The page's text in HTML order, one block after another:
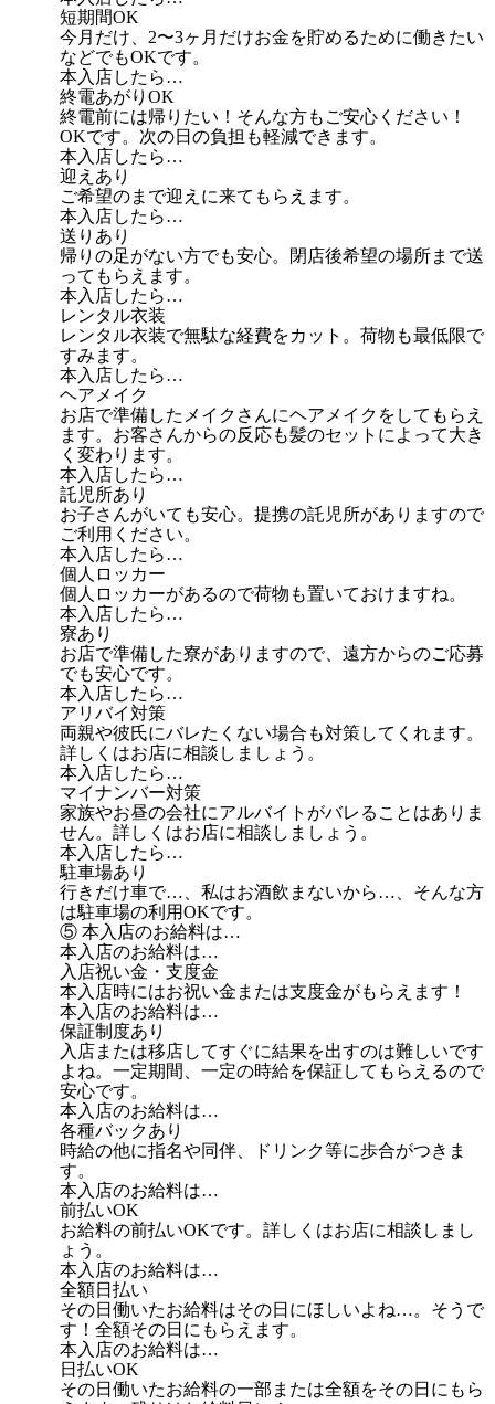
短期間OK
今月だけ、2〜3ヶ月だけお金を貯めるために働きたい
などでもOKです。
本入店したら…
終電あがりOK
終電前には帰りたい！そんな方もご安心ください！
OKです。次の日の負担も軽減できます。
本入店したら…
迎えあり
ご希望のまで迎えに来てもらえます。
本入店したら…
送りあり
帰りの足がない方でも安心。閉店後希望の場所まで送
ってもらえます。
本入店したら…
レンタル衣装
レンタル衣装で無駄な経費をカット。荷物も最低限で
すみます。
本入店したら…
ヘアメイク
お店で準備したメイクさんにヘアメイクをしてもらえ
ます。お客さんからの反応も髪のセットによって大き
く変わります。
本入店したら…
託児所あり
お子さんがいても安心。提携の託児所がありますので
ご利用ください。
本入店したら…
個人ロッカー
個人ロッカーがあるので荷物も置いておけますね。
本入店したら…
寮あり
お店で準備した寮がありますので、遠方からのご応募
でも安心です。
本入店したら…
アリバイ対策
両親や彼氏にバレたくない場合も対策してくれます。
詳しくはお店に相談しましょう。
本入店したら…
マイナンバー対策
家族やお昼の会社にアルバイトがバレることはありま
せん。詳しくはお店に相談しましょう。
本入店したら…
駐車場あり
行きだけ車で…、私はお酒飲まないから…、そんな方
は駐車場の利用OKです。
⑤ 本入店のお給料は…
本入店のお給料は…
入店祝い金・支度金
本入店時にはお祝い金または支度金がもらえます！
本入店のお給料は…
保証制度あり
入店または移店してすぐに結果を出すのは難しいです
よね。一定期間、一定の時給を保証してもらえるので
安心です。
本入店のお給料は…
各種バックあり
時給の他に指名や同伴、ドリンク等に歩合がつきま
す。
本入店のお給料は…
前払いOK
お給料の前払いOKです。詳しくはお店に相談しまし
ょう。
本入店のお給料は…
全額日払い
その日働いたお給料はその日にほしいよね…。そうで
す！全額その日にもらえます。
本入店のお給料は…
日払いOK
その日働いたお給料の一部または全額をその日にもら